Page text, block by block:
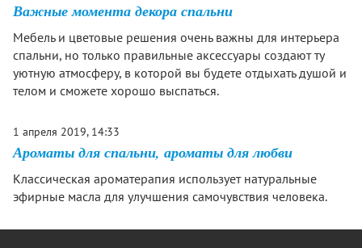
Важные момента декора спальни
Мебель и цветовые решения очень важны для интерьера
спальни, но только правильные аксессуары создают ту
уютную атмосферу, в которой вы будете отдыхать душой и
телом и сможете хорошо выспаться.
1 апреля 2019, 14:33
Ароматы для спальни, ароматы для любви
Классическая ароматерапия использует натуральные
эфирные масла для улучшения самочувствия человека.